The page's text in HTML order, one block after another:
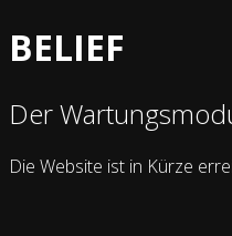
BELIEF
Der
Die Website ist in Kürze